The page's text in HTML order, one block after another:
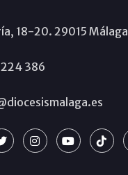
18-20. 29015 Málaga
386